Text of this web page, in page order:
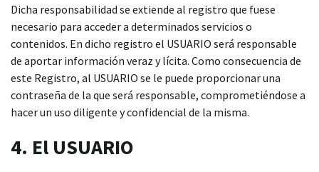
Dicha responsabilidad se extiende al registro que fuese
necesario para acceder a determinados servicios o
contenidos. En dicho registro el USUARIO será responsable
de aportar información veraz y lícita. Como consecuencia de
este Registro, al USUARIO se le puede proporcionar una
contraseña de la que será responsable, comprometiéndose a
hacer un uso diligente y confidencial de la misma.
4. El USUARIO